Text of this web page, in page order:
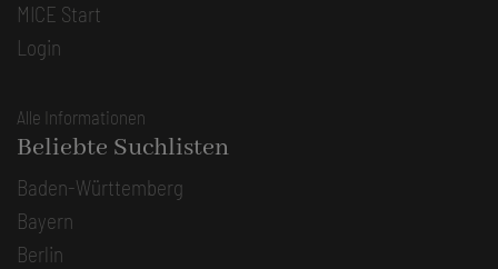
MICE Start
Login
Alle Informationen
Beliebte Suchlisten
Baden-Württemberg
Bayern
Berlin